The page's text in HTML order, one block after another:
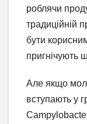
роблячи
традиційній
бути
пригнічують
Але якщо
вступають у